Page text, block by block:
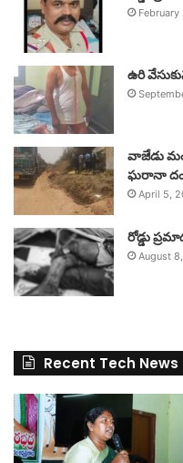
ఉరి
వాజేడు
ఘరానా
April 5,
రోడ్డు
August
Recent Tech News